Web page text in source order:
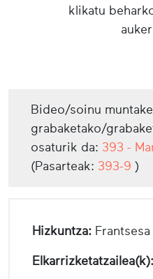
klikatu
Bideo/soinu
grabaketako/
osaturik da: 393 -
(Pasarteak: 393-9 )
Hizkuntza: Frantsesa
Elkarrizketatzailea(k):